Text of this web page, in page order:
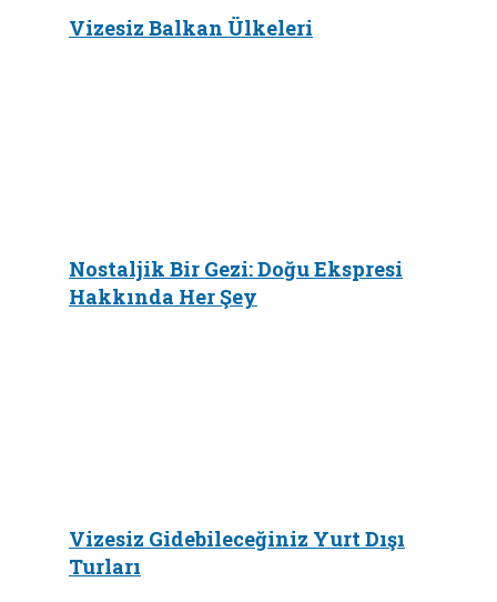
Vizesiz Balkan Ülkeleri
Nostaljik Bir Gezi: Doğu Ekspresi
Hakkında Her Şey
Vizesiz Gidebileceğiniz Yurt Dışı
Turları